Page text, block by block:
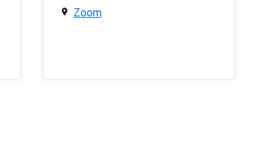
Zoom